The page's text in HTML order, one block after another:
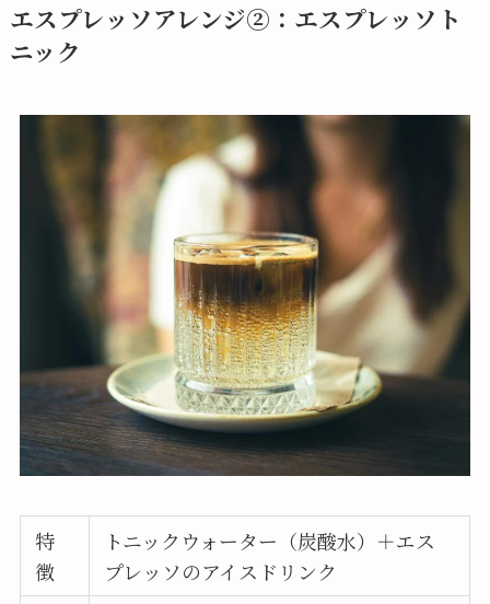
エスプレッソアレンジ②：エスプレッソト
ニック
特
徴
トニックウォーター（炭酸水）＋エス
プレッソのアイスドリンク